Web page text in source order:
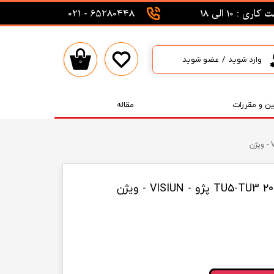
و مقررات مقاله
: 10 الی 18 65280448 - 021
۰ وارد شوید / عضو شوید
حساب کاربری من
تغییر گذر واژه
خروج از حساب کاربری